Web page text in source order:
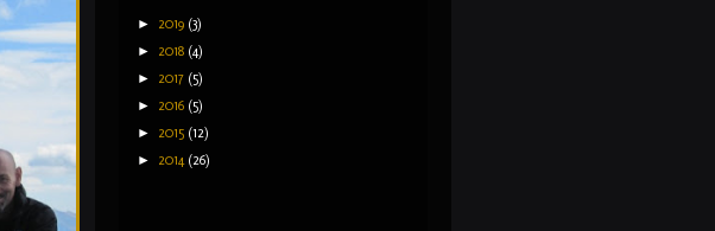
► 2019 (3)
► 2018 (4)
► 2017 (5)
► 2016 (5)
► 2015 (12)
► 2014 (26)